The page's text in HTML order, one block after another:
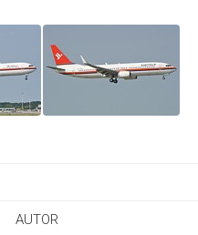
AUTOR